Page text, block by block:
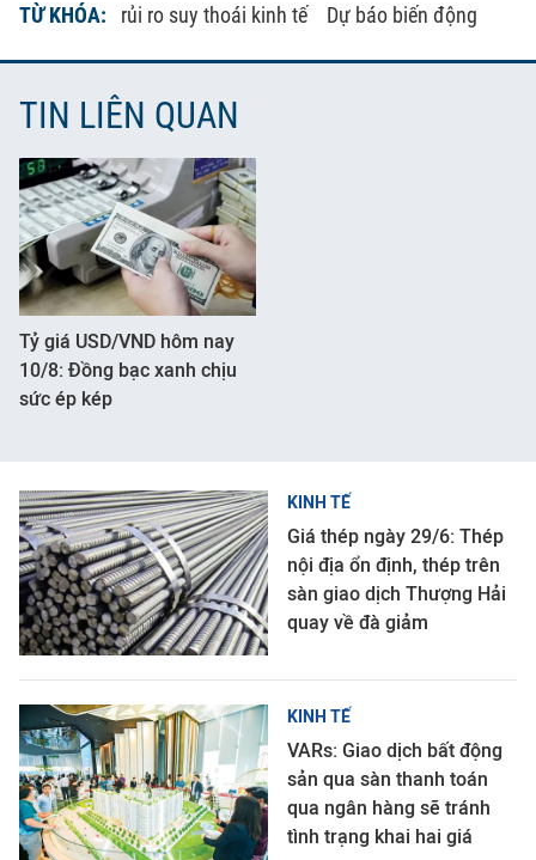
TỪ KHÓA: rủi ro suy thoái kinh tế Dự báo biến động
TIN LIÊN QUAN
Tỷ giá USD/VND hôm nay
10/8: Đồng bạc xanh chịu
sức ép kép
KINH TẾ
Giá thép ngày 29/6: Thép
nội địa ổn định, thép trên
sàn giao dịch Thượng Hải
quay về đà giảm
KINH TẾ
VARs: Giao dịch bất động
sản qua sàn thanh toán
qua ngân hàng sẽ tránh
tình trạng khai hai giá